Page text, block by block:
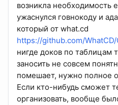
возникла необходимость
ужаснулся говнокоду и
который от what.cd
https://github.com/WhatCD/
нигде доков по таблицам
заносить не совсем
помешает, нужно полное
Если кто-нибудь сможет
организовать, вообще